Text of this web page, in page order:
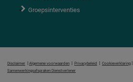
Groepsinterventies
Disclaimer | Algemene voorwaarden | Privacybeleid | Cookieverklaring |
Samenwerkingsafspraken Dienstverlener